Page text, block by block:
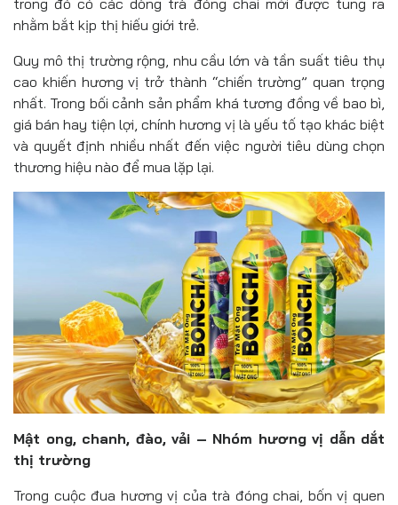
trong đó có các dòng trà đóng chai mới được tung ra
nhằm bắt kịp thị hiếu giới trẻ.
Quy mô thị trường rộng, nhu cầu lớn và tần suất tiêu thụ
cao khiến hương vị trở thành “chiến trường” quan trọng
nhất. Trong bối cảnh sản phẩm khá tương đồng về bao bì,
giá bán hay tiện lợi, chính hương vị là yếu tố tạo khác biệt
và quyết định nhiều nhất đến việc người tiêu dùng chọn
thương hiệu nào để mua lặp lại.
Mật ong, chanh, đào, vải – Nhóm hương vị dẫn dắt
thị trường
Trong cuộc đua hương vị của trà đóng chai, bốn vị quen